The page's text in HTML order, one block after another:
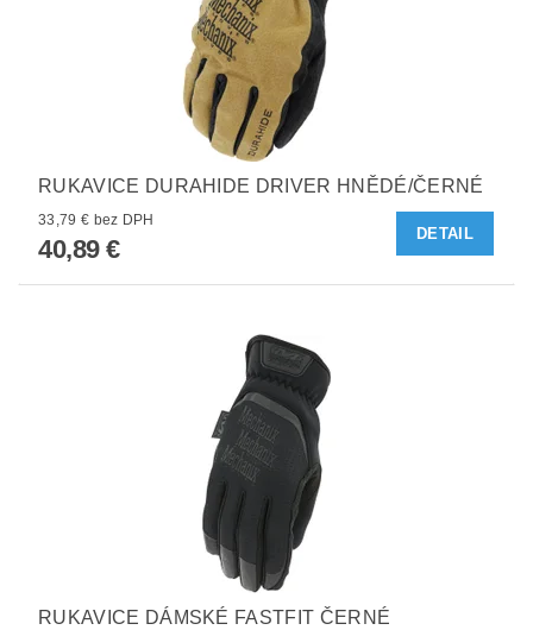
RUKAVICE DURAHIDE DRIVER HNĚDÉ/ČERNÉ
33,79 € bez DPH
40,89 €
DETAIL
RUKAVICE DÁMSKÉ FASTFIT ČERNÉ